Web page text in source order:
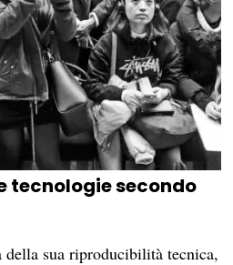
tecnologie secondo
della sua riproducibilità tecnica,